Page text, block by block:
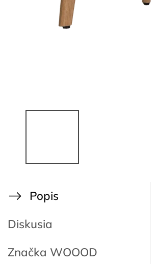
Popis
Diskusia
Značka WOOOD